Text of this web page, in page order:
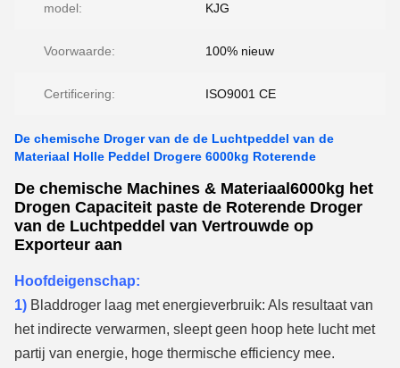
model: KJG
Voorwaarde: 100% nieuw
Certificering: ISO9001 CE
De chemische Droger van de de Luchtpeddel van de
Materiaal Holle Peddel Drogere 6000kg Roterende
De chemische Machines & Materiaal6000kg het
Drogen Capaciteit paste de Roterende Droger
van de Luchtpeddel van Vertrouwde op
Exporteur aan
Hoofdeigenschap:
1) Bladdroger laag met energieverbruik: Als resultaat van
het indirecte verwarmen, sleept geen hoop hete lucht met
partij van energie, hoge thermische efficiency mee.